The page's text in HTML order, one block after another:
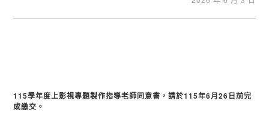
115學年度上影視專題製作指導老師同意書，請於115年6月26日前完
成繳交。